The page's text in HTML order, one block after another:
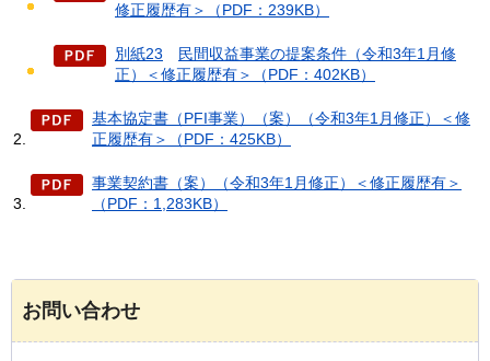
修正履歴有＞（PDF：239KB）
別紙23 民間収益事業の提案条件（令和3年1月修
正）＜修正履歴有＞（PDF：402KB）
基本協定書（PFI事業）（案）（令和3年1月修正）＜修
正履歴有＞（PDF：425KB）
事業契約書（案）（令和3年1月修正）＜修正履歴有＞
（PDF：1,283KB）
お問い合わせ